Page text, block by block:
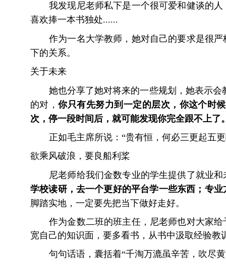
我发现尼老师私下是一个很可爱和健谈的
喜欢捧一本书独处......
作为一名大学教师 ，她对自己的要求是很
下的关系。
关于未来
她也分享了她对将来的一些规划，她表示
的对，你只有先努力到一定的层次，你这个时
次，停一段时间后，就可能发现你完全跟不上了
正如毛主席所说：“贵有恒，何必三更起五
欲乘风破浪，要良船利桨
尼老师给我们金数专业的学生提供了就业
学校读研，去一个更好的平台学一些东西；专
脚踏实地，一定要先把当下做好走好。
作为金数二班的班主任，尼老师也对大家
宽自己的知识面，要多看书，从书中汲取经验教
句句话语，囊括着“千淘万漉虽辛苦，吹尽